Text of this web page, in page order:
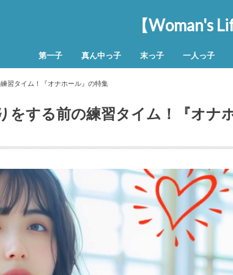
【Woman's
第一子 真ん中っ子 末っ子 一人っ子
習タイム！『オナホール』の特集
をする前の練習タイム！『オナ